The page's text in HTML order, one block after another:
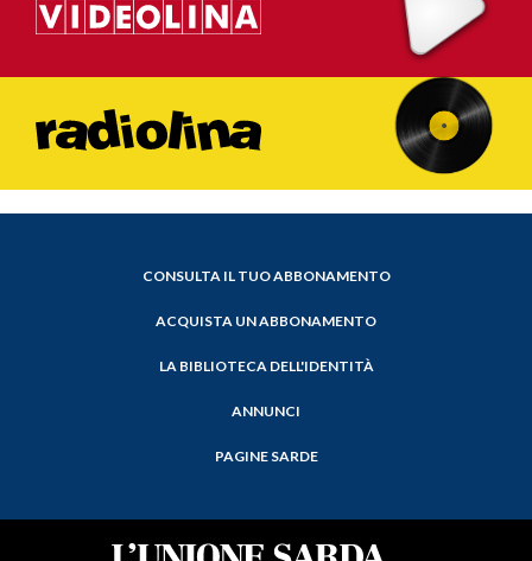
CONSULTA IL TUO ABBONAMENTO
ACQUISTA UN ABBONAMENTO
LA BIBLIOTECA DELL'IDENTITÀ
ANNUNCI
PAGINE SARDE